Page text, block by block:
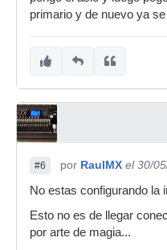
primario y de nuevo ya
#6 por RaulMX el 30/
No estas configurando la
Esto no es de llegar
por arte de magia...